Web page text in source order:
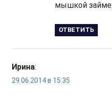
мышкой
ОТВЕТИТЬ
Ирина:
29.06.2014 в 15:35